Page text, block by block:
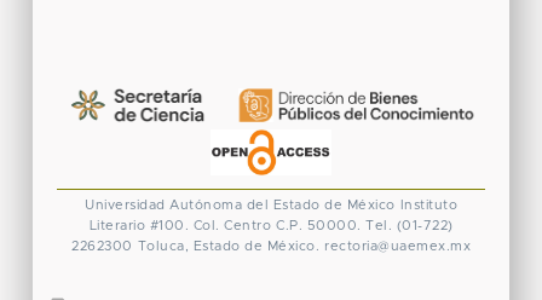
Universidad Autónoma del Estado de México
Instituto
Literario #100. Col. Centro C.P. 50000. Tel. (01-722)
2262300 Toluca, Estado de México. rectoria@uaemex.mx